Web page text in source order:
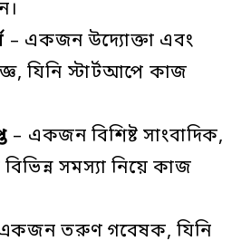
– একজন উদ্যোক্তা এবং
যিনি স্টার্টআপে কাজ
– একজন বিশিষ্ট সাংবাদিক,
সমস্যা নিয়ে কাজ
তরুণ গবেষক, যিনি